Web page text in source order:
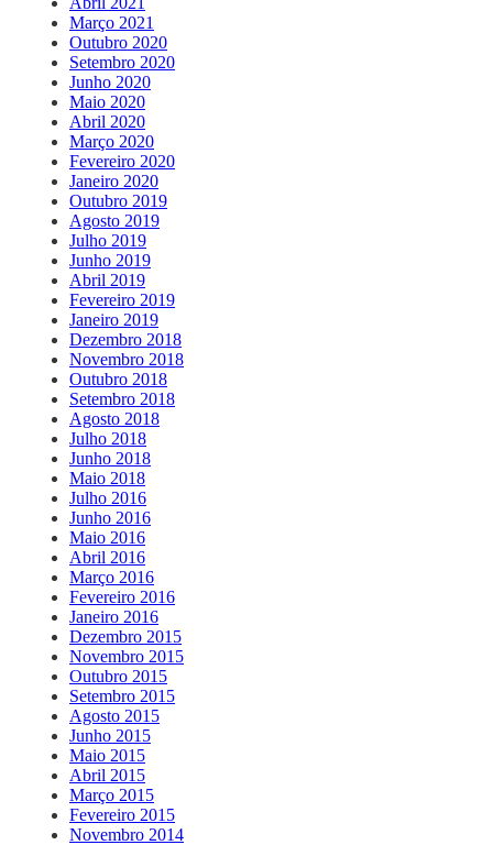
Março 2021
Outubro 2020
Setembro 2020
Junho 2020
Maio 2020
Abril 2020
Março 2020
Fevereiro 2020
Janeiro 2020
Outubro 2019
Agosto 2019
Julho 2019
Junho 2019
Abril 2019
Fevereiro 2019
Janeiro 2019
Dezembro 2018
Novembro 2018
Outubro 2018
Setembro 2018
Agosto 2018
Julho 2018
Junho 2018
Maio 2018
Julho 2016
Junho 2016
Maio 2016
Abril 2016
Março 2016
Fevereiro 2016
Janeiro 2016
Dezembro 2015
Novembro 2015
Outubro 2015
Setembro 2015
Agosto 2015
Junho 2015
Maio 2015
Abril 2015
Março 2015
Fevereiro 2015
Novembro 2014